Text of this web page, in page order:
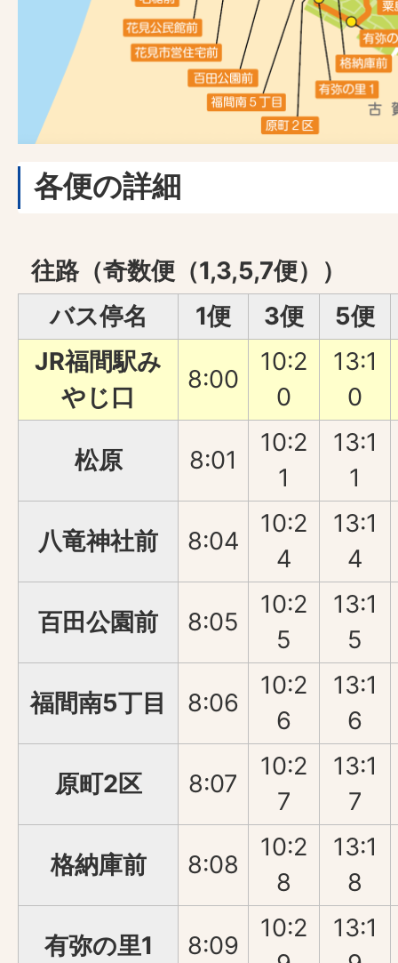
各便の詳細
往路（奇数便（1,3,5,7便））
バス停名
1便 3便
5便
JR福間駅み
やじ口
8:00
10:2
0
13:1
0
松原 8:01
10:2
1
13:1
1
八竜神社前 8:04
10:2
4
13:1
4
百田公園前 8:05
10:2
5
13:1
5
福間南5丁目 8:06
10:2
6
13:1
6
原町2区 8:07
10:2
7
13:1
7
格納庫前 8:08
10:2
8
13:1
8
有弥の里1 8:09
10:2
13:1